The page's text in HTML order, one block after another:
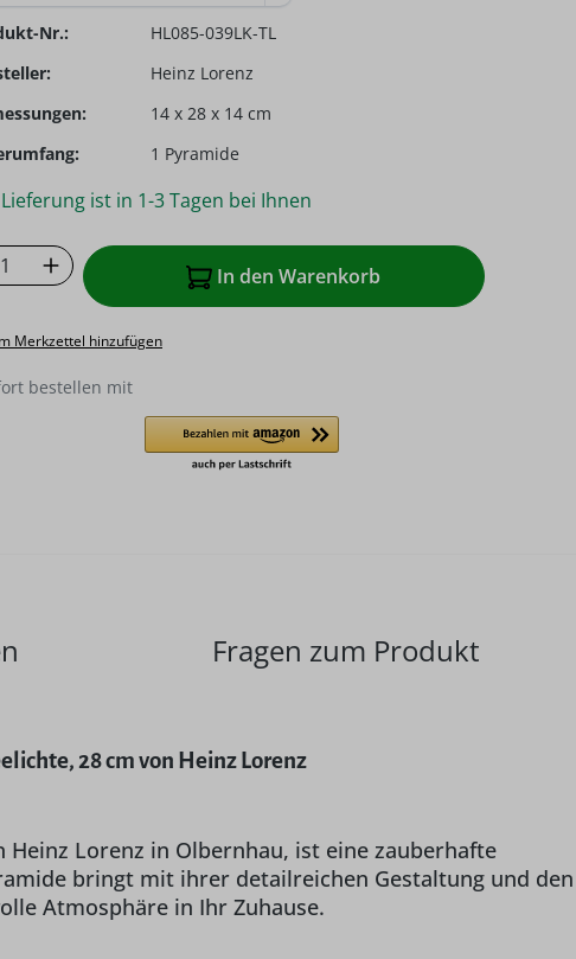
Nr.:
HL085-039LK-TL
Heinz Lorenz
14 x 28 x 14 cm
1 Pyramide
ist in 1-3 Tagen bei Ihnen
Anzahl: Gib den gewünschten Wert
In den Warenkorb
Merkzettel hinzufügen
bestellen mit
Fragen zum Produkt
28 cm von Heinz Lorenz
Lorenz in Olbernhau, ist eine zauberhafte
bringt mit ihrer detailreichen Gestaltung und den
Atmosphäre in Ihr Zuhause.